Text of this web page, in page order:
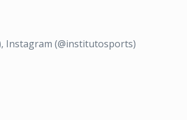
Instagram (@institutosports)